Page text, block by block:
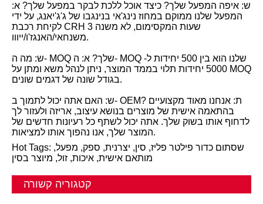
ש: איפה המפעל שלך? כיצד אוכל ללכת לבקר במפעל שלך? א:
המפעל שלנו ממוקם במחוז נינג'אי בנינגבו של ג'ג'יאנג, על ידי
לקיחת רכבת CRH 3 שעות המקסימום, לא משנה
משנחאי/האנגז'ו/ייווו.
ש: מה ה- MOQ שלך? א: ה- MOQ שלנו הוא בין 500 יחידות ל-
5000 יחידות תלוי בממד המוצר, ניתן לנהל משא ומתן על MOQ
בגודל שונה של דגמים שונים.
ש: האם אתה יכול לתמוך ב- OEM? ת: אנחנו מאוד מקצועיים
בהתאמה אישית של מוצרים בנושא עיצוב, אריזה ולעזור לך
לדחוף אותו בשוק שלך. אתה יכול לשתף כל רעיונות חדשים של
המוצר שלך, אנו נהפוך אותו למציאות.
Hot Tags: שסתום כדור פילטר פליז, סין, יצרנית, ספק, מפעל,
מותאם אישית, איכות, זול, מיוצר בסין
קטגוריה קשורה